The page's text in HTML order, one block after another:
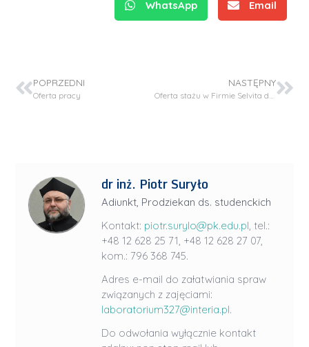
WhatsApp Email
POPRZEDNI
Oferta pracy
NASTĘPNY
Oferta stażu w Firmie Selvita dla absolwentów I stopnia
dr inż. Piotr Suryło
Adiunkt, Prodziekan ds. studenckich
Kontakt: piotr.surylo@pk.edu.pl, tel.:
+48 12 628 25 71, +48 12 628 27 07,
kom.: 796 368 745.
Adres e-mail do załatwiania spraw
związanych z zajęciami:
laboratorium327@interia.pl.
Do odwołania wyłącznie kontakt